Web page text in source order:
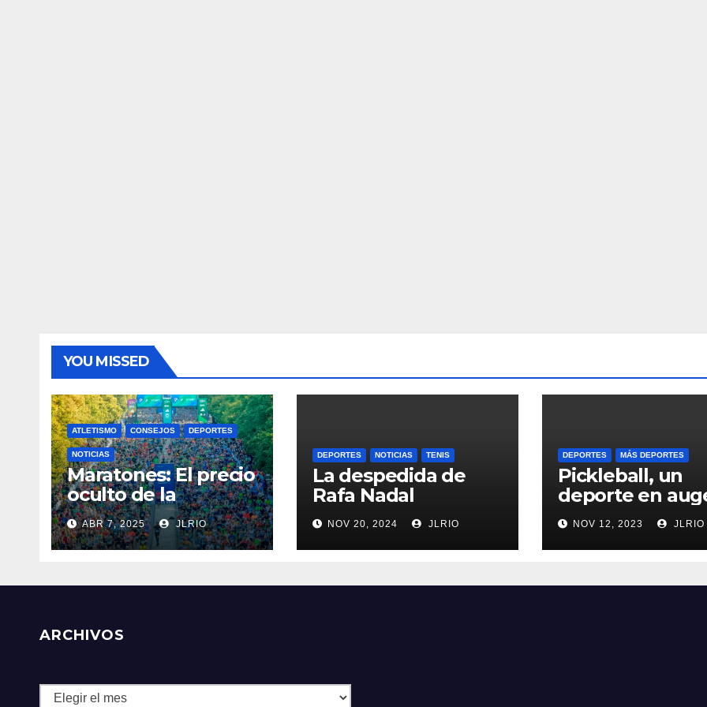
YOU MISSED
ATLETISMO CONSEJOS DEPORTES
NOTICIAS
Maratones: El precio
oculto de la
resistencia
ABR 7, 2025 JLRIO
DEPORTES NOTICIAS TENIS
La despedida de
Rafa Nadal
NOV 20, 2024 JLRIO
DEPORTES MÁS DEPORTES
Pickleball, un
deporte en
NOV 12, 2023 JLRIO
ARCHIVOS
Archivos